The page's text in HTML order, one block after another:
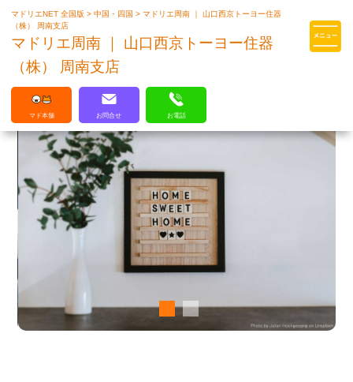
マドリエはLIXILの厳しい基準を
マドリエNET 全国版>中国・四国>マドリエ周南 ｜ 山口西京トーヨー住器
（株） 周南支店
マドリエ周南 ｜ 山口西京トーヨー住器
（株） 周南支店
マド本舗 お問合せ お電話